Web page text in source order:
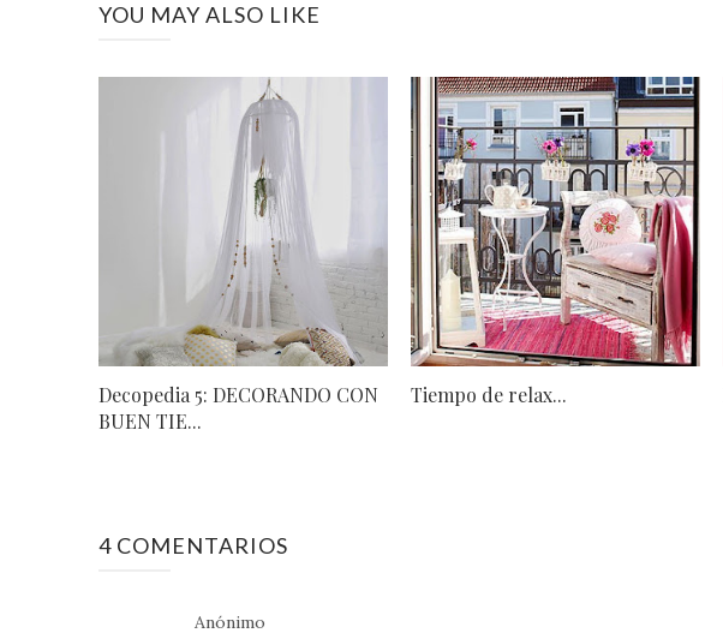
YOU MAY ALSO LIKE
Decopedia 5: DECORANDO CON
BUEN TIE...
Tiempo de relax...
4 COMENTARIOS
Anónimo